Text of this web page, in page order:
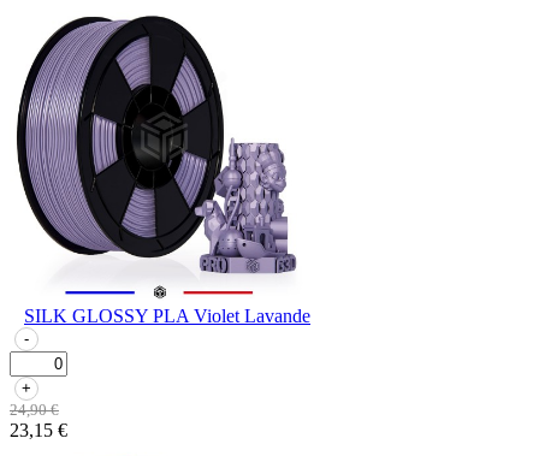
SILK GLOSSY PLA Violet Lavande
-
+
24,90 €
23,15 €